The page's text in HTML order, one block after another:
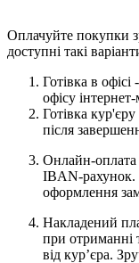
Оплачуйте покупки
доступні такі
Готівка в
офісу
Готівка
після
Онлайн-оплата
IBAN-рахунок.
оформлення
Накладений
при отриманні
від кур’єра.